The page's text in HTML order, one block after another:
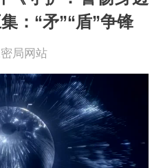
：“矛”“盾”争锋
局网站